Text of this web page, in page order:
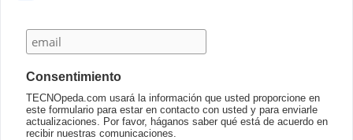
Consentimiento
TECNOpeda.com usará la información que usted proporcione en
este formulario para estar en contacto con usted y para enviarle
actualizaciones. Por favor, háganos saber qué está de acuerdo en
recibir nuestras comunicaciones.